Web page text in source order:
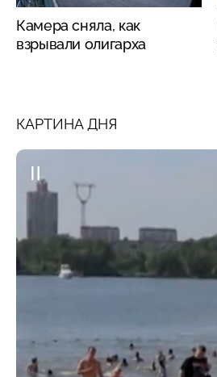
Камера сняла, как
взрывали олигарха
КАРТИНА ДНЯ